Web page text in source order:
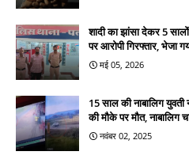
शादी का झांसा देकर 5
पर आरोपी गिरफ्तार, भेजा
मई 05, 2026
15 साल की नाबालिग
की मौके पर मौत, नाबालिग
नवंबर 02, 2025